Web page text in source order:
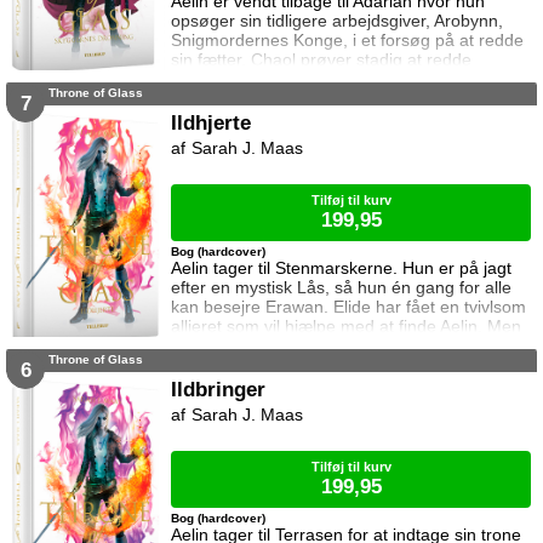
opsøger sin tidligere arbejdsgiver, Arobynn,
Snigmordernes Konge, i et forsøg på at redde
sin fætter. Chaol prøver stadig at redde
Dorian, men det bliver fortsat sværere som
og orker ikke længere at kæmpe imod.
Samtidig står Manon i en svær situation.
Hertug Perrington har givet hende klare
7 Throne of Glass
Ildhjerte
Aelin tager til Stenmarskerne. Hun er på jagt
efter en mystisk Lås, så hun én gang for alle
kan besejre Erawan. Elide har fået en tvivlsom
allieret som vil hjælpe med at finde Aelin. Men
for hvilken pris? Manon vågner i lænker og
Dorian ikke glemme heksen der hjalp ham i
Bog (hardcover)
Sarah J. Maas
Tilføj til kurv
199,95
6 Throne of Glass
Ildbringer
Aelin tager til Terrasen for at indtage sin trone
Bog (hardcover)
Sarah J. Maas
Tilføj til kurv
199,95